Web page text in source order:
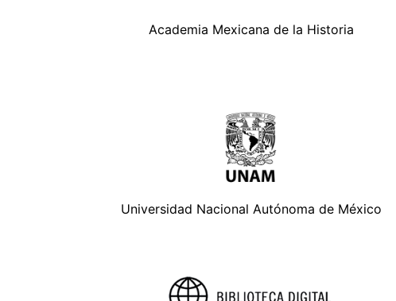
Academia Mexicana de la Historia
Universidad Nacional Autónoma de México